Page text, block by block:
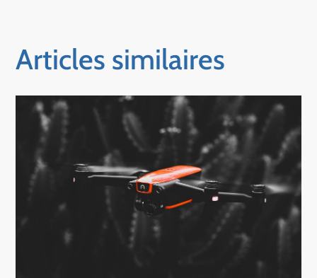
Articles similaires